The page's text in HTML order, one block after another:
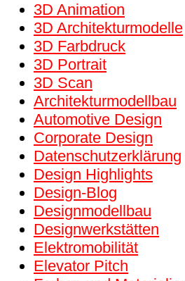
3D Animation
3D Architektur­modelle
3D Farbdruck
3D Portrait
3D Scan
Architekturmodellbau
Automotive Design
Corporate Design
Datenschutzerklärung
Design Highlights
Design-Blog
Designmodellbau
Designwerkstätten
Elektromobilität
Elevator Pitch